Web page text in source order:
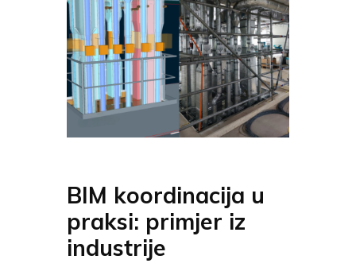
BIM koordinacija u
praksi: primjer iz
industrije